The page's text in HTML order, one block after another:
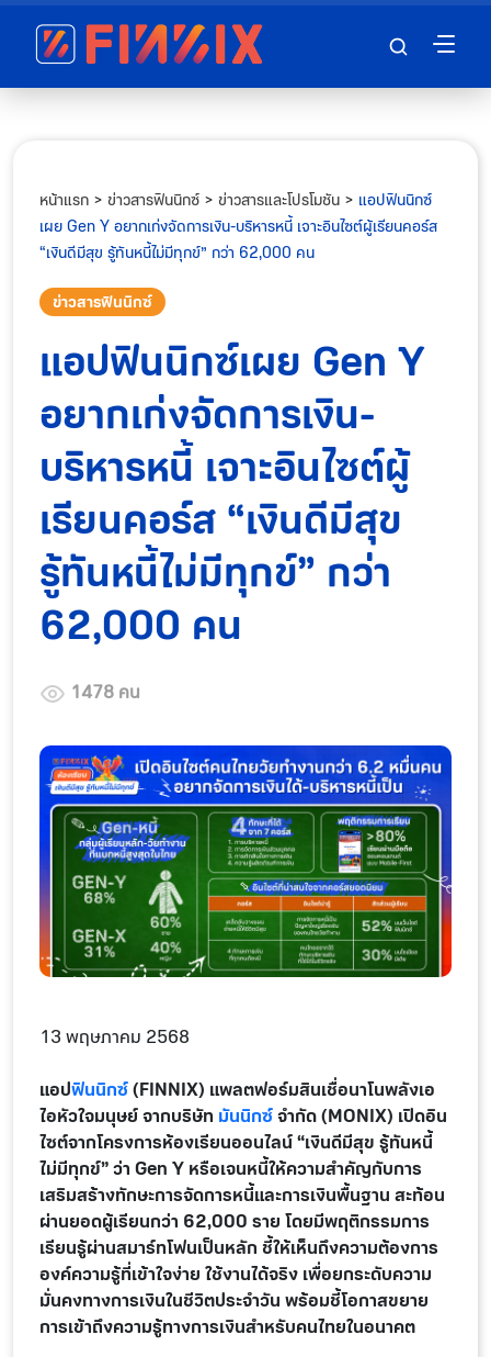
หน้าแรก > ข่าวสารฟินนิกซ์ > ข่าวสารและโปรโมชัน > แอปฟินนิกซ์
เผย Gen Y อยากเก่งจัดการเงิน-บริหารหนี้ เจาะอินไซต์ผู้เรียนคอร์ส
“เงินดีมีสุข รู้ทันหนี้ไม่มีทุกข์” กว่า 62,000 คน
ข่าวสารฟินนิกซ์
แอปฟินนิกซ์เผย Gen Y
อยากเก่งจัดการเงิน-
บริหารหนี้ เจาะอินไซต์ผู้
เรียนคอร์ส “เงินดีมีสุข
รู้ทันหนี้ไม่มีทุกข์” กว่า
62,000 คน
1478 คน
13 พฤษภาคม 2568
แอปฟินนิกซ์(FINNIX) แพลตฟอร์มสินเชื่อนาโนพลังเอ
ไอหัวใจมนุษย์ จากบริษัท มันนิกซ์จำกัด (MONIX) เปิดอิน
ไซต์จากโครงการห้องเรียนออนไลน์ “เงินดีมีสุข รู้ทันหนี้
ไม่มีทุกข์” ว่า Gen Y หรือเจนหนี้ให้ความสำคัญกับการ
เสริมสร้างทักษะการจัดการหนี้และการเงินพื้นฐาน สะท้อน
ผ่านยอดผู้เรียนกว่า 62,000 ราย โดยมีพฤติกรรมการ
เรียนรู้ผ่านสมาร์ทโฟนเป็นหลัก ชี้ให้เห็นถึงความต้องการ
องค์ความรู้ที่เข้าใจง่าย ใช้งานได้จริง เพื่อยกระดับความ
มั่นคงทางการเงินในชีวิตประจำวัน พร้อมชี้โอกาสขยาย
การเข้าถึงความรู้ทางการเงินสำหรับคนไทยในอนาคต